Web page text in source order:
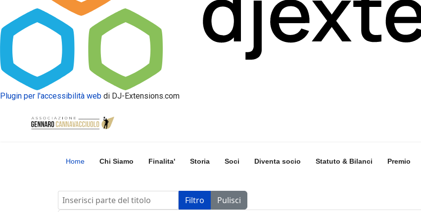
Plugin per l'accessibilità web di DJ-Extensions.com
Home Chi Siamo Finalita' Storia Soci Diventa socio Statuto & Bilanci Premio
Inserisci parte del titolo Filtro Pulisci